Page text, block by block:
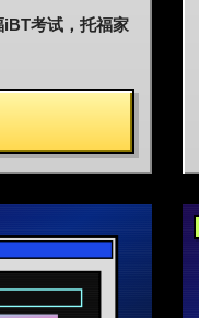
考试，托福家